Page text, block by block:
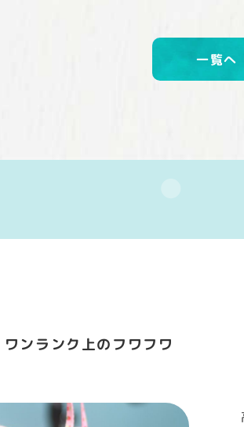
一覧へ
ワンランク上のフワフワ